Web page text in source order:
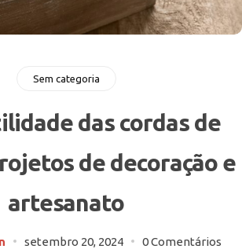
Sem categoria
das cordas de
de decoração e
artesanato
setembro 20, 2024 0 Comentários